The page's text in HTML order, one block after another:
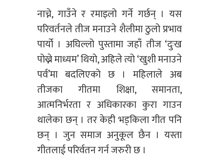
नाच्ने, गाउँने र रमाइलो गर्ने गर्छन् । यस
परिवर्तनले तीज मनाउने शैलीमा ठुलो प्रभाव
पार्यो । अघिल्लो पुस्तामा जहाँ तीज ‘दुःख
पोख्ने माध्यम’ थियो, अहिले त्यो ‘खुशी मनाउने
पर्व’मा बदलिएको छ । महिलाले अब
तीजका गीतमा शिक्षा, समानता,
आत्मनिर्भरता र अधिकारका कुरा गाउन
थालेका छन् । तर केही भड्किला गीत पनि
छन् । जुन समाज अनुकूल छैन । यस्ता
गीतलाई परिर्वतन गर्न जरुरी छ ।